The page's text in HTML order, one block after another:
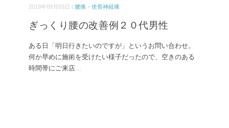
2019年09月03日 | 腰痛・坐骨神経痛
ぎっくり腰の改善例２０代男性
ある日「明日行きたいのですが」というお問い合わせ。
何か早めに施術を受けたい様子だったので、空きのある
時間帯にご来店...